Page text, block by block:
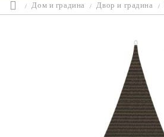
Дом и градина Двор и градина